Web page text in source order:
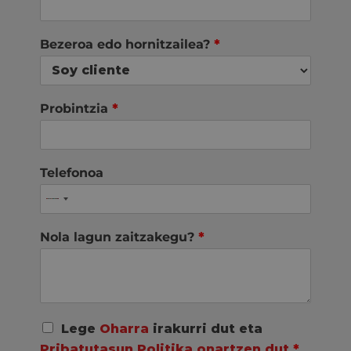
Bezeroa edo hornitzailea? *
Probintzia *
Telefonoa
Nola lagun zaitzakegu? *
A
Lege Oharra irakurri dut eta